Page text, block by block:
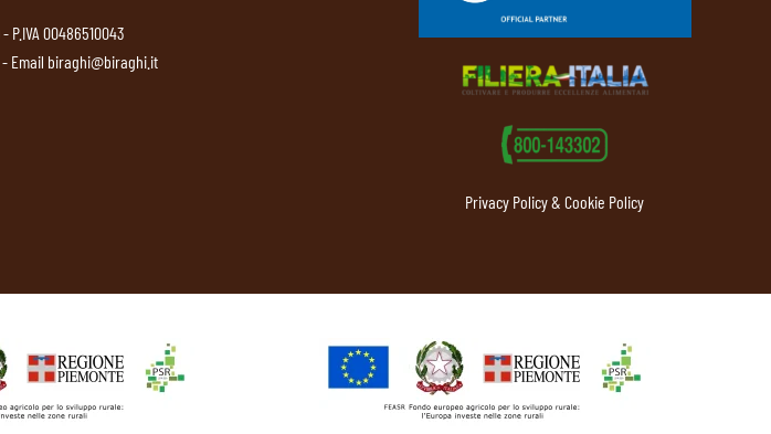
P.IVA 00486510043
Email biraghi@biraghi.it
Privacy Policy & Cookie Policy